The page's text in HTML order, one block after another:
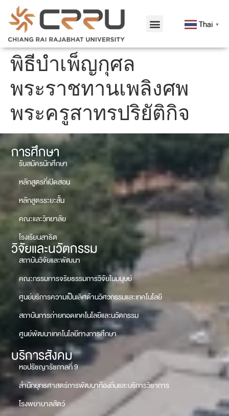
Thai ▼
พิธีบำเพ็ญกุศล
พระราชทานเพลิงศพ
พระครูสาทรปริยัติกิจ
การศึกษา
รับสมัครนักศึกษา
หลักสูตรที่เปิดสอน
หลักสูตรระยะสั้น
คณะและวิทยาลัย
โรงเรียนสาธิต
วิจัยและนวัตกรรม
สถาบันวิจัยและพัฒนา
คณะกรรมการจริยธรรมการวิจัยในมนุษย์
ศูนย์บริการความเป็นเลิศด้านวิศวกรรมและเทคโนโลยี
สถาบันการถ่ายทอดเทคโนโลยีและนวัตกรรม
ศูนย์พัฒนาเทคโนโลยีทางการศึกษา
บริการสังคม
หอปรัชญารัชกาลที่ 9
สำนักยุทธศาสตร์การพัฒนาท้องถิ่นและบริการวิชาการ
โรงพยาบาลสัตว์